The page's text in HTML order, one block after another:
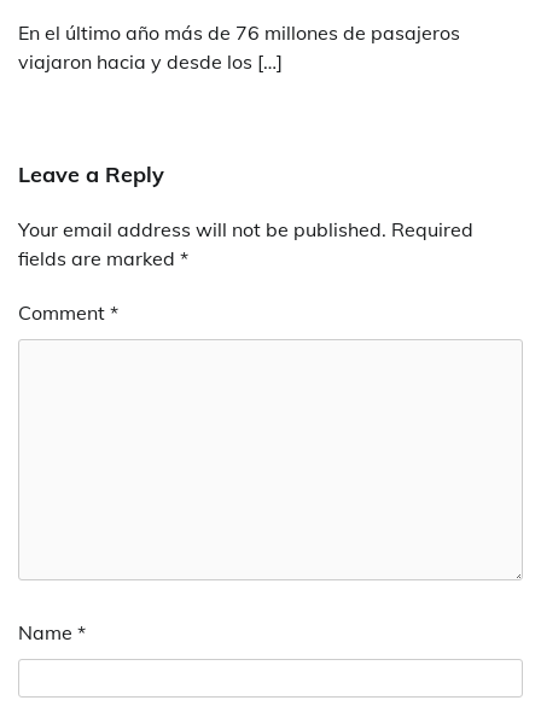
En el último año más de 76 millones de pasajeros
viajaron hacia y desde los […]
Leave a Reply
Your email address will not be published. Required
fields are marked *
Comment *
Name *